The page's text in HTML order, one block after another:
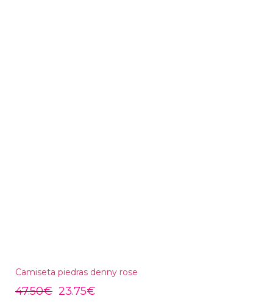
Camiseta piedras denny rose
47.50€ 23.75€